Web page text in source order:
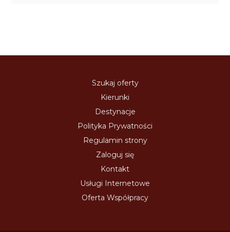
Szukaj oferty
Kierunki
Destynacje
Polityka Prywatności
Regulamin strony
Zaloguj się
Kontakt
Usługi Internetowe
Oferta Współpracy